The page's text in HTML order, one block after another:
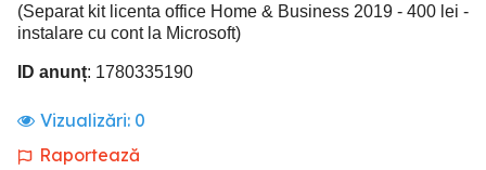
(Separat kit licenta office Home & Business 2019 - 400 lei -
instalare cu cont la Microsoft)
ID anunț: 1780335190
Vizualizări: 0
Raportează